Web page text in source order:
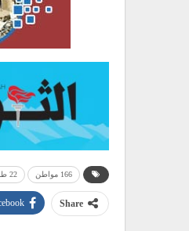
166 مواطن 22 طفل
Share